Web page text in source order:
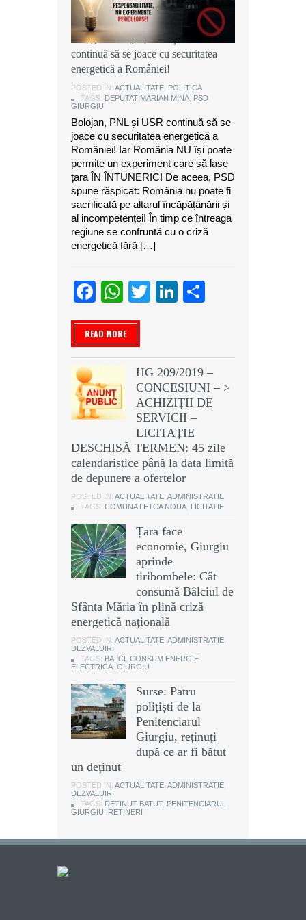
Marian Mina, deputat PSD de
Giurgiu: Bolojan, PNL și USR
continuă să se joace cu securitatea
energetică a României!
POSTED IN: ACTUALITATE POLITICA
TAGS: DEPUTAT MARIAN MINA PSD
GIURGIU
Bolojan, PNL și USR continuă să se
joace cu securitatea energetică a
României! Iar România NU își poate
permite un experiment care să lase
țara ÎN ÎNTUNERIC! De aceea, PSD
spune răspicat: România nu poate fi
sacrificată pe altarul încăpățânării și
al incompetenței! În timp ce întreaga
regiune se confruntă cu o criză
energetică fără […]
Facebook
WhatsApp
TwitterLinkedIn
READ MORE
HG 209/2019 –
CONCESIUNI – >
ACHIZIȚII DE
SERVICII –
LICITAȚIE
DESCHISĂ TERMEN: 45 zile
calendaristice până la data limită
de depunere a ofertelor
POSTED IN: ACTUALITATE ADMINISTRATIE
TAGS: COMUNA LETCA NOUA LICITATIE
Țara face
economie, Giurgiu
aprinde
tiribombele: Cât
consumă Bâlciul de
Sfânta Măria în plină criză
energetică națională
POSTED IN: ACTUALITATE ADMINISTRATIE
DEZVALUIRI
TAGS: BALCI CONSUM ENERGIE
ELECTRICA GIURGIU
Surse: Patru
polițiști de la
Penitenciarul
Giurgiu, reținuți
după ce ar fi bătut
un deținut
POSTED IN: ACTUALITATE ADMINISTRATIE
DEZVALUIRI
TAGS: DETINUT BATUT, PENITENCIARUL
GIURGIU
RETINERI